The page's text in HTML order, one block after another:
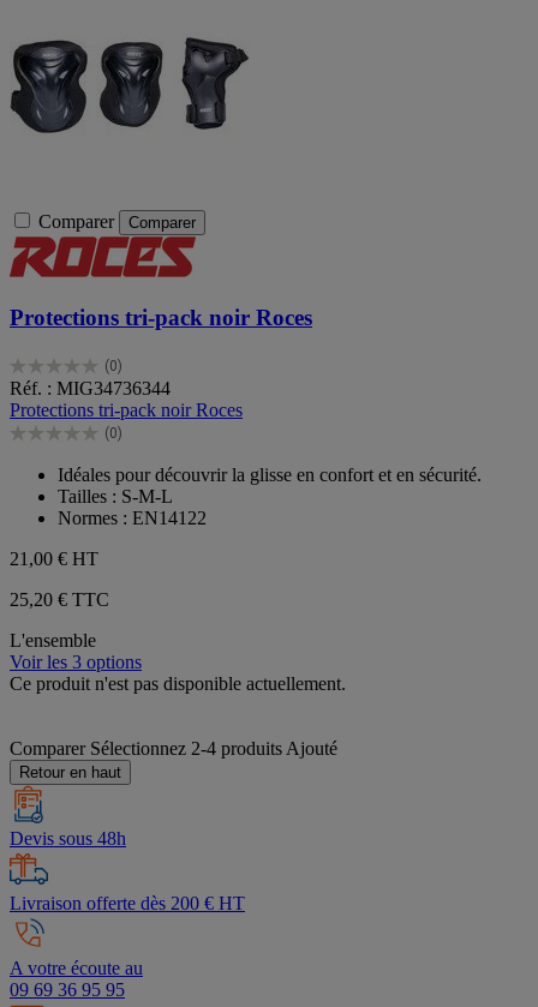
Comparer Comparer
Protections tri-pack noir Roces
(0)
0.0
sur
5
étoiles.
Réf. : MIG34736344
Protections tri-pack noir Roces
(0)
0.0
étoiles.
Idéales pour découvrir la glisse en confort et en sécurité.
Tailles : S-M-L
Normes : EN14122
21,00 € HT
25,20 € TTC
L'ensemble
Voir les 3 options
Ce produit n'est pas disponible actuellement.
Comparer Sélectionnez 2-4 produits Ajouté
Retour en haut
Devis sous 48h
Livraison offerte dès 200 € HT
A votre écoute au
09 69 36 95 95